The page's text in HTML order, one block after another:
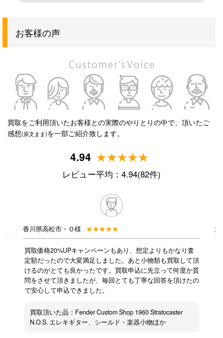
お客様の声
買取をご利用頂いたお客様との実際のやりとりの中で、頂いたご
感想(原文まま)を一部ご紹介致します。
4.94
レビュー平均：4.94(82件)
香川県高松市・Ｏ様
買取価格20%UPキャンペーンもあり、想定よりもかなり査
定額だったので大変満足しました。あと小物類も買取して頂
けるのがとても良かったです。買取申込に先立って何度か質
問をさせて頂きましたが、毎回とても丁寧な回答を頂けたの
で安心して申込できました。
買取頂いた品：Fender Custom Shop 1960 Stratocaster
N.O.S. エレキギター、シールド・楽器小物ほか
北